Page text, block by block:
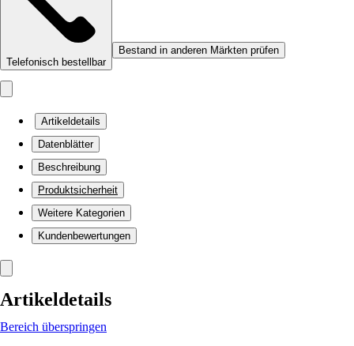
Telefonisch bestellbar
Bestand in anderen Märkten prüfen
Artikeldetails
Datenblätter
Beschreibung
Produktsicherheit
Weitere Kategorien
Kundenbewertungen
Artikeldetails
Bereich überspringen